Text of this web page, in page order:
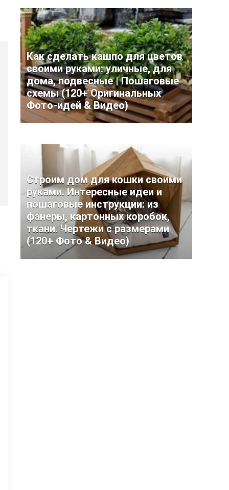
Как сделать кашпо для цветов
своими руками: уличные, для
дома, подвесные | Пошаговые
схемы (120+ Оригинальных
Фото-идей & Видео)
Строим дом для кошки своими
руками. Интересные идеи и
пошаговые инструкции: из
фанеры, картонных коробок,
ткани. Чертежи с размерами
(120+ Фото & Видео)